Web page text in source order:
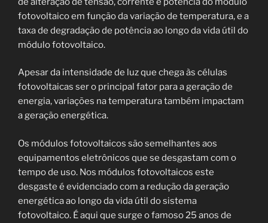
fotovoltaico em função da variação de temperatura, e a
taxa de degradação de potência ao longo da vida útil do
módulo fotovoltaico.
Apesar da intensidade de luz que chega às células
fotovoltaicas ser o principal fator para a geração de
energia, variações na temperatura também impactam
a geração energética.
Os módulos fotovoltaicos são semelhantes aos
equipamentos eletrônicos que se desgastam com o
tempo de uso. Nos módulos fotovoltaicos este
desgaste é evidenciado com a redução da geração
energética ao longo da vida útil do sistema
fotovoltaico. É aqui que surge o famoso 25 anos de